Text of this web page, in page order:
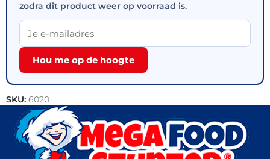
zodra dit product weer op voorraad is.
Hou me op de hoogte
SKU: 6020
Categorie: Varkensvlees